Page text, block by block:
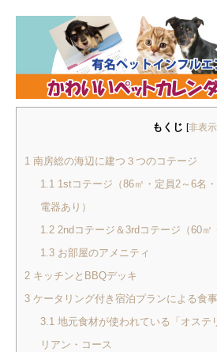
もくじ [非表示
1 南房総の海辺に建つ３つのコテージ
1.1 1stコテージ（86㎡・定員2～6名
電器あり）
1.22ndコテージ＆3rdコテージ（60㎡
1.3お部屋のアメニティ
2 キッチンとBBQデッキ
3 ケータリング付き宿泊プランによる食事
3.1 地元食材が使われている「オステ
リアン・コース